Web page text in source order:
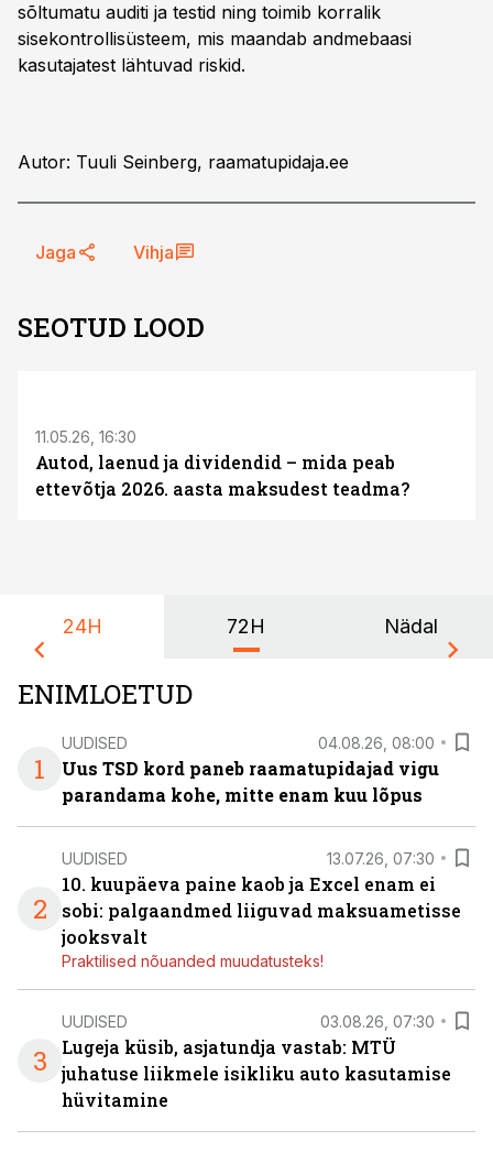
sõltumatu auditi ja testid ning toimib korralik
sisekontrollisüsteem, mis maandab andmebaasi
kasutajatest lähtuvad riskid.
Autor: Tuuli Seinberg, raamatupidaja.ee
Jaga Vihja
SEOTUD LOOD
11.05.26, 16:30
Autod, laenud ja dividendid – mida peab
ettevõtja 2026. aasta maksudest teadma?
24H 72H Nädal
ENIMLOETUD
1
UUDISED 04.08.26, 08:00
Uus TSD kord paneb raamatupidajad vigu
parandama kohe, mitte enam kuu lõpus
2
UUDISED 13.07.26, 07:30
10. kuupäeva paine kaob ja Excel enam ei
sobi: palgaandmed liiguvad maksuametisse
jooksvalt
Praktilised nõuanded muudatusteks!
3
UUDISED 03.08.26, 07:30
Lugeja küsib, asjatundja vastab: MTÜ
juhatuse liikmele isikliku auto kasutamise
hüvitamine